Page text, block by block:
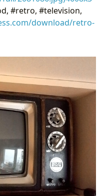
#retro, #television,
download/retro-